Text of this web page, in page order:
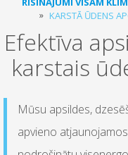
KARSTĀ ŪDENS
Efektīva
karstais
Mūsu apsildes,
apvieno